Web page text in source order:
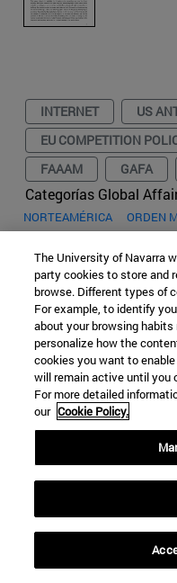
INTERNET
US
EU COMPETITION
FAAAM
GAFA
Categorías Global
NORTEAMÉRICA
ORDEN
Adiós Asia-
Pacífico:
el 'reino del
Maria del Rocio
7 Years Ago -
The University of Navarra
party cookies to store and
browse. Different types of
For example, to identify
about your browsing
personalize how the
cookies you want to
will remain active until you
For more detailed
our Cookie Policy.